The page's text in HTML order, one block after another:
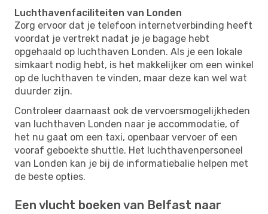
Luchthavenfaciliteiten van Londen
Zorg ervoor dat je telefoon internetverbinding heeft
voordat je vertrekt nadat je je bagage hebt
opgehaald op luchthaven Londen. Als je een lokale
simkaart nodig hebt, is het makkelijker om een ​​winkel
op de luchthaven te vinden, maar deze kan wel wat
duurder zijn.
Controleer daarnaast ook de vervoersmogelijkheden
van luchthaven Londen naar je accommodatie, of
het nu gaat om een ​​taxi, openbaar vervoer of een
vooraf geboekte shuttle. Het luchthavenpersoneel
van Londen kan je bij de informatiebalie helpen met
de beste opties.
Een vlucht boeken van Belfast naar